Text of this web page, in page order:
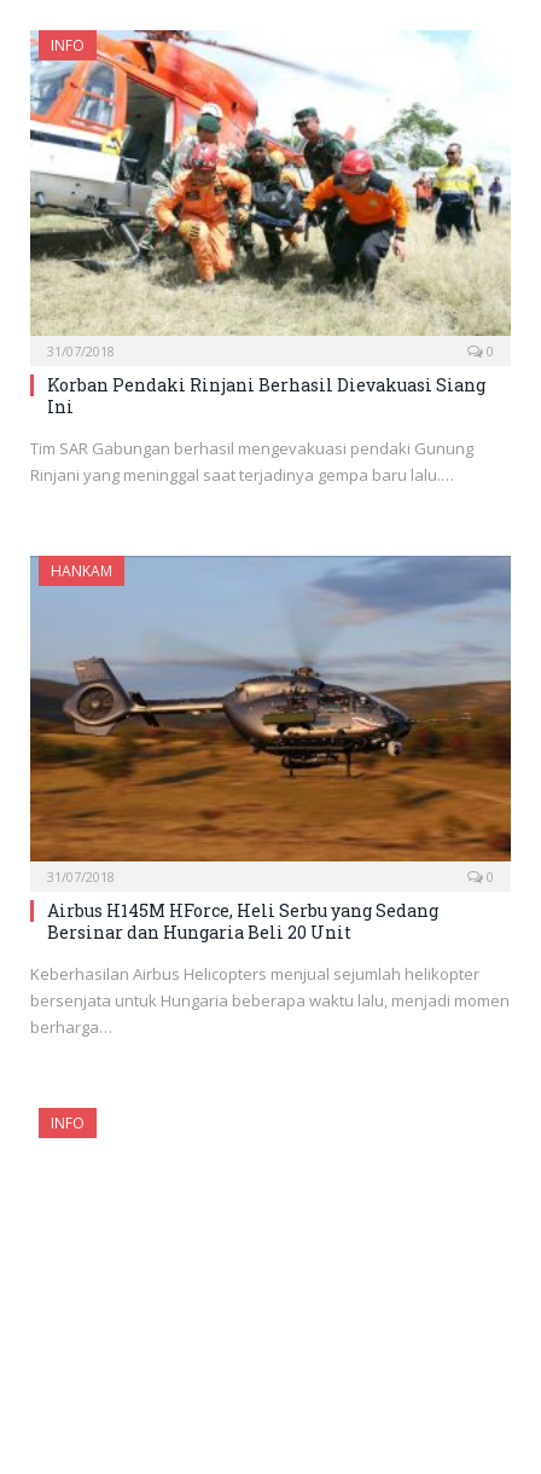
INFO
31/07/2018 0
Korban Pendaki Rinjani Berhasil Dievakuasi Siang
Ini
Tim SAR Gabungan berhasil mengevakuasi pendaki Gunung
Rinjani yang meninggal saat terjadinya gempa baru lalu.…
HANKAM
31/07/2018 0
Airbus H145M HForce, Heli Serbu yang Sedang
Bersinar dan Hungaria Beli 20 Unit
Keberhasilan Airbus Helicopters menjual sejumlah helikopter
bersenjata untuk Hungaria beberapa waktu lalu, menjadi momen
berharga…
INFO